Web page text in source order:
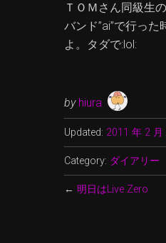
ＴＯＭさん同級生
バンド”ai”で行っ
よ。タダで:lol:
by hiura
Updated: 2011 年 2 月
Category: ダイアリー
← 明日はLive Zero